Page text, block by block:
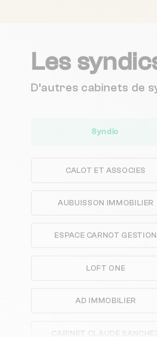
Les
D’autres cabinets de
Syndic
CALOT ET ASSOCIES
AUBUISSON IMMOBILIER
ESPACE CARNOT GESTION
LOFT ONE
AD IMMOBILIER
CABINET CLAUDE